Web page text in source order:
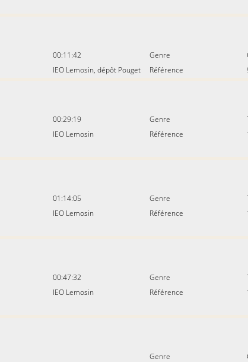
00:11:42
IEO Lemosin, dépôt Pouget
Genre
Référence
00:29:19
IEO Lemosin
Genre
Référence
01:14:05
IEO Lemosin
Genre
Référence
00:47:32
IEO Lemosin
Genre
Référence
Genre